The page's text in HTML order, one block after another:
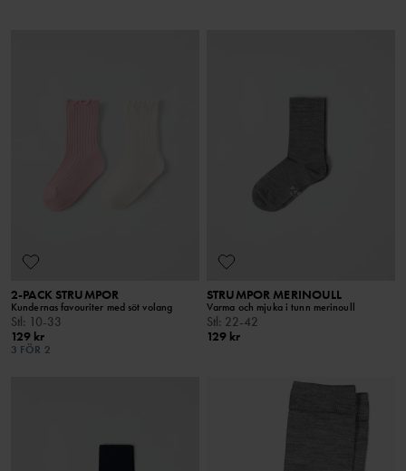
2-PACK STRUMPOR
Kundernas favouriter med söt volang
Stl: 10-33
129 kr
3 FÖR 2
STRUMPOR MERINOULL
Varma och mjuka i tunn merinoull
Stl: 22-42
129 kr